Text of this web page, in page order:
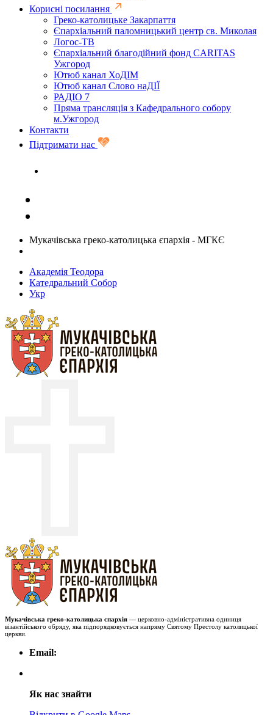
Корисні посилання
Греко-католицьке Закарпаття
Єпархіальний паломницький центр св. Миколая
Логос-ТВ
Єпархіальний благодійний фонд CARITAS
Ужгород
Ютюб канал ХоДІМ
Ютюб канал Слово наДІЇ
РАДІО 7
Пряма трансляція з Кафедрального собору
м.Ужгород
Контакти
Підтримати нас
Мукачівська греко-католицька єпархія - МГКЄ
Академія Теодора
Катедральний Собор
Укр
Мукачівська греко-католицька єпархія — церковно-адміністративна одиниця
візантійського обряду, яка підпорядковується напряму Святому Престолу католицької
церкви.
Email:
Як нас знайти